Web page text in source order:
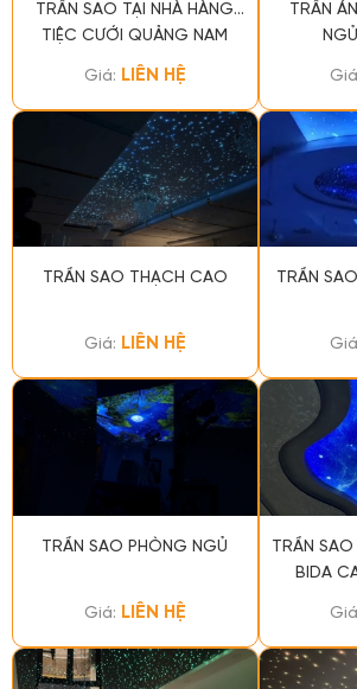
TRẦN SAO TẠI NHÀ HÀNG
TIỆC CƯỚI QUẢNG NAM
Giá: LIÊN HỆ
TRẦN
TRẦN SAO THẠCH CAO
Giá: LIÊN HỆ
TRẦN
TRẦN SAO PHÒNG NGỦ
Giá: LIÊN HỆ
TRẦN
BIDA